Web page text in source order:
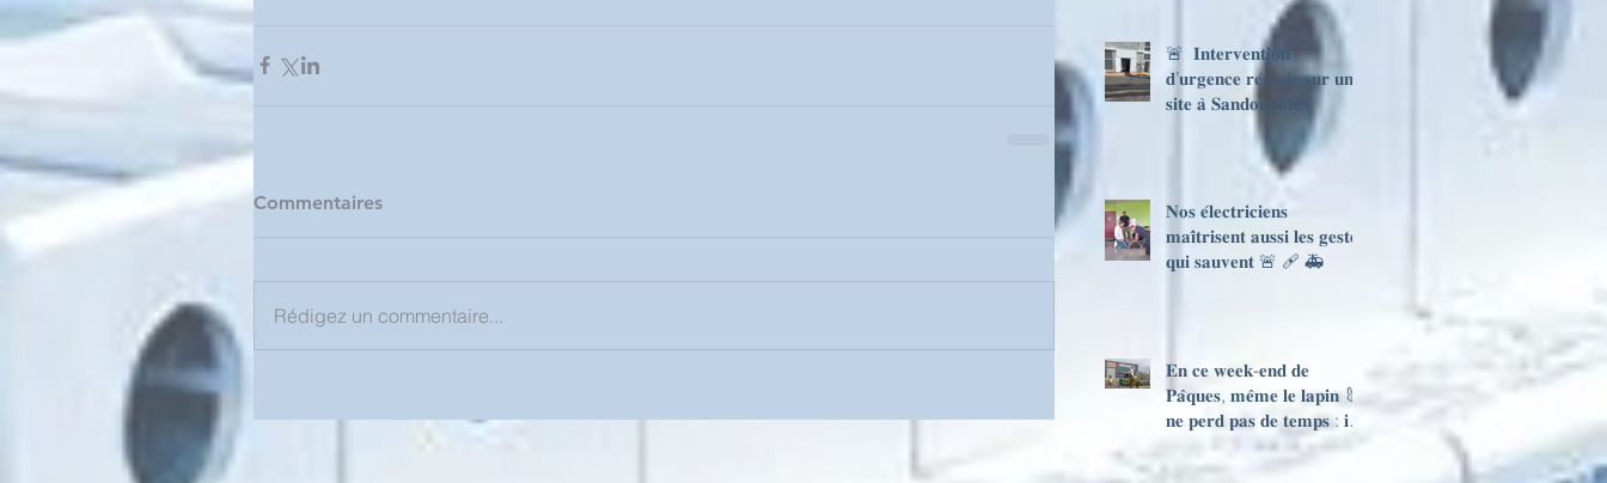
Commentaires
Rédigez un commentaire...
🚨 𝐈𝐧𝐭𝐞𝐫𝐯𝐞𝐧𝐭𝐢𝐨𝐧
𝐝’𝐮𝐫𝐠𝐞𝐧𝐜𝐞 𝐫𝐞́𝐮𝐬𝐬𝐢𝐞 𝐬𝐮𝐫 𝐮𝐧
𝐬𝐢𝐭𝐞 𝐚̀ 𝐒𝐚𝐧𝐝𝐨𝐮𝐯𝐢𝐥𝐥𝐞⚡
𝐍𝐨𝐬 𝐞́𝐥𝐞𝐜𝐭𝐫𝐢𝐜𝐢𝐞𝐧𝐬
𝐦𝐚𝐢̂𝐭𝐫𝐢𝐬𝐞𝐧𝐭 𝐚𝐮𝐬𝐬𝐢 𝐥𝐞𝐬 𝐠𝐞𝐬𝐭𝐞𝐬
𝐪𝐮𝐢 𝐬𝐚𝐮𝐯𝐞𝐧𝐭 🚨 🩹 🚑
𝐄𝐧 𝐜𝐞 𝐰𝐞𝐞𝐤-𝐞𝐧𝐝 𝐝𝐞
𝐏𝐚̂𝐪𝐮𝐞𝐬, 𝐦𝐞̂𝐦𝐞 𝐥𝐞 𝐥𝐚𝐩𝐢𝐧 🐰
𝐧𝐞 𝐩𝐞𝐫𝐝 𝐩𝐚𝐬 𝐝𝐞 𝐭𝐞𝐦𝐩𝐬 : 𝐢𝐥
𝐥𝐢𝐯𝐫𝐞 𝐯𝐢𝐭𝐞… 𝐞𝐭 𝐧𝐨𝐮𝐬 𝐚𝐮𝐬𝐬𝐢
🚚⚡